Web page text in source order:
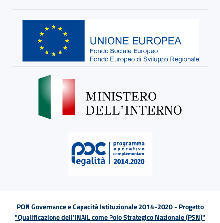
PON Governance e Capacità Istituzionale 2014-2020 - Progetto
"Qualificazione dell'INAIL come Polo Strategico Nazionale (PSN)"